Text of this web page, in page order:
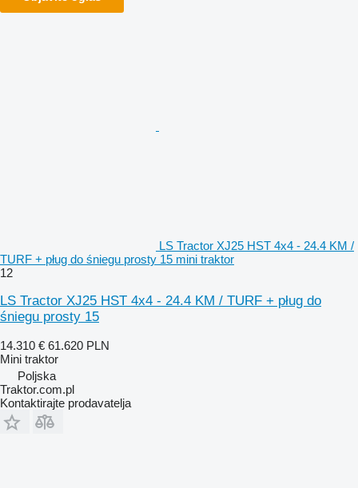
LS Tractor XJ25 HST 4x4 - 24.4 KM /
TURF + pług do śniegu prosty 15 mini traktor
12
LS Tractor XJ25 HST 4x4 - 24.4 KM / TURF + pług do
śniegu prosty 15
14.310 € 61.620 PLN
Mini traktor
Poljska
Traktor.com.pl
Kontaktirajte prodavatelja